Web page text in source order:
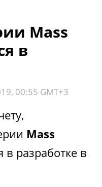
Mass
в
00:55 GMT+3
Mass
в разработке в